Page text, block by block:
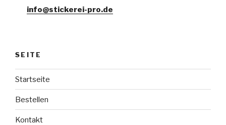
info@stickerei-pro.de
SEITE
Startseite
Bestellen
Kontakt